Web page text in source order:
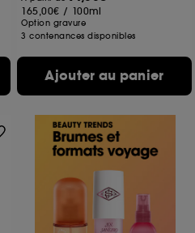
165,00€ / 100ml
Option gravure
3 contenances disponibles
Ajouter au panier